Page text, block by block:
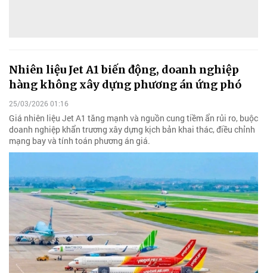
Nhiên liệu Jet A1 biến động, doanh nghiệp
hàng không xây dựng phương án ứng phó
25/03/2026 01:16
Giá nhiên liệu Jet A1 tăng mạnh và nguồn cung tiềm ẩn rủi ro, buộc
doanh nghiệp khẩn trương xây dựng kịch bản khai thác, điều chỉnh
mạng bay và tính toán phương án giá.